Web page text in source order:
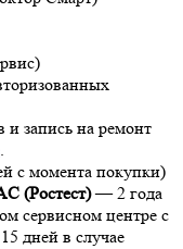
и запись на ремонт
.
с момента покупки)
(Ростест)— 2 года
сервисном центре с
дней в случае